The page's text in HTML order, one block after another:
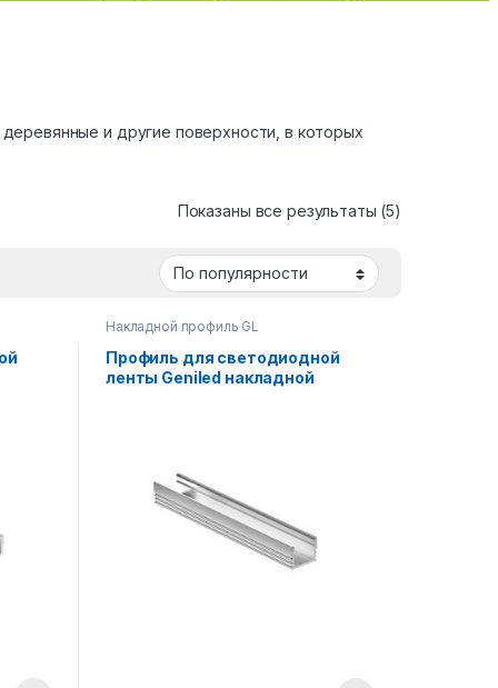
и другие поверхности, в которых
Показаны все результаты (5)
Накладной профиль GL
Профиль для светодиодной
ленты Geniled накладной